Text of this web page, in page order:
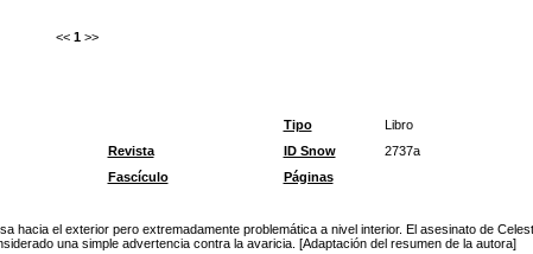
<< 1 >>
Tipo
Libro
Revista ID Snow
2737a
Fascículo
Páginas
hacia el exterior pero extremadamente problemática a nivel interior. El asesinato de
una simple advertencia contra la avaricia. [Adaptación del resumen de la autora]